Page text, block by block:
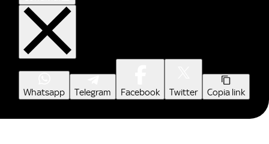
Whatsapp Telegram Facebook Twitter Copia link